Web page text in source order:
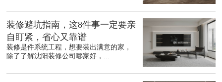
装修避坑指南，这8件事一定要亲
自盯紧，省心又靠谱
装修是件系统工程，想要装出满意的家，
除了了解沈阳装修公司哪家好，...